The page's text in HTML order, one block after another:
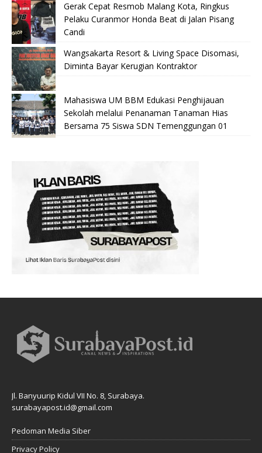
Gerak Cepat Resmob Malang Kota, Ringkus
Pelaku Curanmor Honda Beat di Jalan Pisang
Candi
Wangsakarta Resort & Living Space Disomasi,
Diminta Bayar Kerugian Kontraktor
Mahasiswa UM BBM Edukasi Penghijauan
Sekolah melalui Penanaman Tanaman Hias
Bersama 75 Siswa SDN Temenggungan 01
Jl. Banyuurip Kidul VII No. 8, Surabaya.
surabayapost.id@gmail.com
Pedoman Media Siber
Privacy Policy